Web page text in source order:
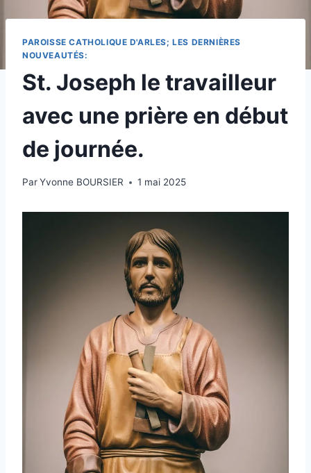
PAROISSE CATHOLIQUE D'ARLES; LES DERNIÈRES
NOUVEAUTÉS:
St. Joseph le travailleur
avec une prière en début
de journée.
ParYvonne BOURSIER 1 mai 2025